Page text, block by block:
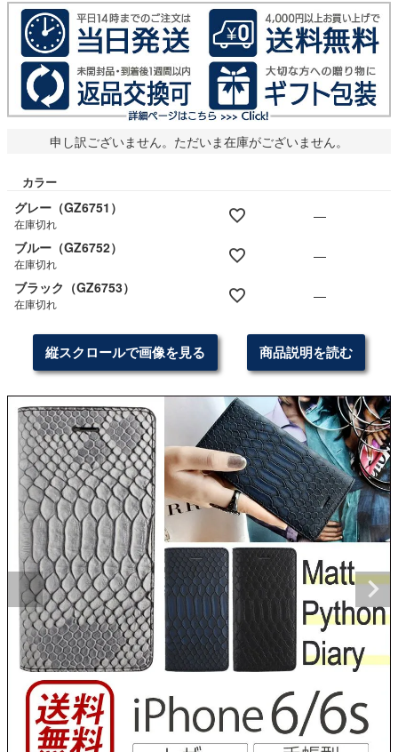
申し訳ございません。ただいま在庫がございません。
カラー
グレー（GZ6751）
在庫切れ
—
ブルー（GZ6752）
在庫切れ
—
ブラック（GZ6753）
在庫切れ —
縦スクロールで画像を見る 商品説明を読む